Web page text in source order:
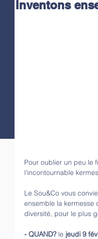
Inventons
Pour oublier un peu le
l'incontournable
Le Sou&Co vous
ensemble la
diversité, pour le plus
- QUAND? le jeudi 9